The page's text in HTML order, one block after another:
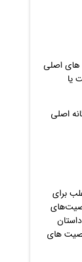
های اصلی
یا
اصلی
برای
های